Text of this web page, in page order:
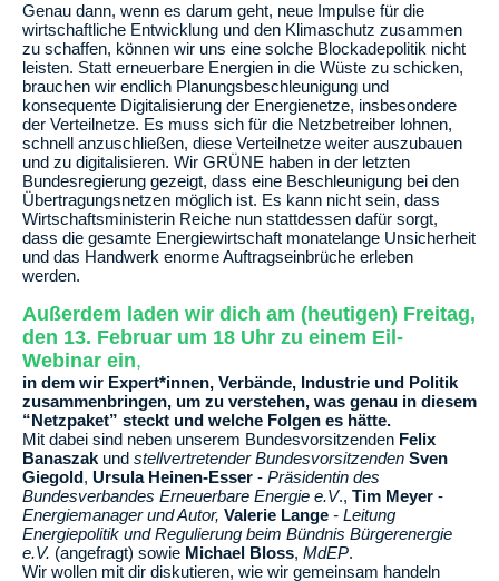
Genau dann, wenn es darum geht, neue Impulse für die
wirtschaftliche Entwicklung und den Klimaschutz zusammen
zu schaffen, können wir uns eine solche Blockadepolitik nicht
leisten. Statt erneuerbare Energien in die Wüste zu schicken,
brauchen wir endlich Planungsbeschleunigung und
konsequente Digitalisierung der Energienetze, insbesondere
der Verteilnetze. Es muss sich für die Netzbetreiber lohnen,
schnell anzuschließen, diese Verteilnetze weiter auszubauen
und zu digitalisieren. Wir GRÜNE haben in der letzten
Bundesregierung gezeigt, dass eine Beschleunigung bei den
Übertragungsnetzen möglich ist. Es kann nicht sein, dass
Wirtschaftsministerin Reiche nun stattdessen dafür sorgt,
dass die gesamte Energiewirtschaft monatelange Unsicherheit
und das Handwerk enorme Auftragseinbrüche erleben
werden.
Außerdem laden wir dich am (heutigen) Freitag,
den 13. Februar um 18 Uhr zu einem Eil-
Webinar ein,
in dem wir Expert*innen, Verbände, Industrie und Politik
zusammenbringen, um zu verstehen, was genau in diesem
“Netzpaket” steckt und welche Folgen es hätte.
Mit dabei sind neben unserem Bundesvorsitzenden Felix
Banaszak und stellvertretender Bundesvorsitzenden Sven
Giegold, Ursula Heinen-Esser - Präsidentin des
Bundesverbandes Erneuerbare Energie e.V., Tim Meyer -
Energiemanager und Autor, Valerie Lange - Leitung
Energiepolitik und Regulierung beim Bündnis Bürgerenergie
e.V. (angefragt) sowie Michael Bloss, MdEP.
Wir wollen mit dir diskutieren, wie wir gemeinsam handeln